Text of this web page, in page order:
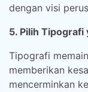
dengan visi
5. Pilih Tipografi
Tipografi
memberikan
mencerminkan